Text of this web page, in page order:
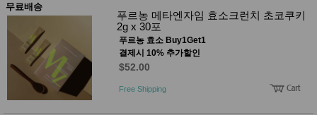
무료배송
푸르농 메타엔자임 효소크런치 초코쿠키
2g x 30포
푸르농 효소 Buy1Get1
결제시 10% 추가할인
$52.00
Free Shipping